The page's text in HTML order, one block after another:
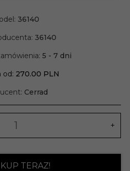
36140
36140
5 - 7 dni
od: 270.00 PLN
Cerrad
KUP TERAZ!